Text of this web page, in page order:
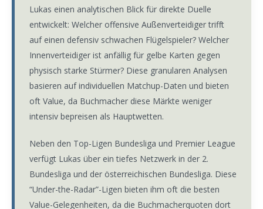
Lukas einen analytischen Blick für direkte Duelle
entwickelt: Welcher offensive Außenverteidiger trifft
auf einen defensiv schwachen Flügelspieler? Welcher
Innenverteidiger ist anfällig für gelbe Karten gegen
physisch starke Stürmer? Diese granularen Analysen
basieren auf individuellen Matchup-Daten und bieten
oft Value, da Buchmacher diese Märkte weniger
intensiv bepreisen als Hauptwetten.
Neben den Top-Ligen Bundesliga und Premier League
verfügt Lukas über ein tiefes Netzwerk in der 2.
Bundesliga und der österreichischen Bundesliga. Diese
“Under-the-Radar”-Ligen bieten ihm oft die besten
Value-Gelegenheiten, da die Buchmacherquoten dort